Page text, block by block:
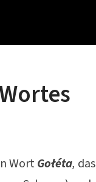
WortGołéta, das